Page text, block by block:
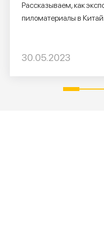
Рассказываем, как
пиломатериалы в Китай.
30.05.2023